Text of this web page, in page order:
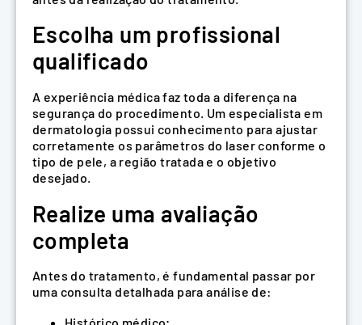
Escolha um profissional
qualificado
A experiência médica faz toda a diferença na
segurança do procedimento. Um especialista em
dermatologia possui conhecimento para ajustar
corretamente os parâmetros do laser conforme o
tipo de pele, a região tratada e o objetivo
desejado.
Realize uma avaliação
completa
Antes do tratamento, é fundamental passar por
uma consulta detalhada para análise de:
Histórico médico;